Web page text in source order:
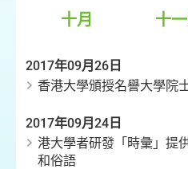
十月
十
2017年09月26日
香港大學頒授名譽大學院
2017年09月24日
港大學者研發「時彙」提
和俗語